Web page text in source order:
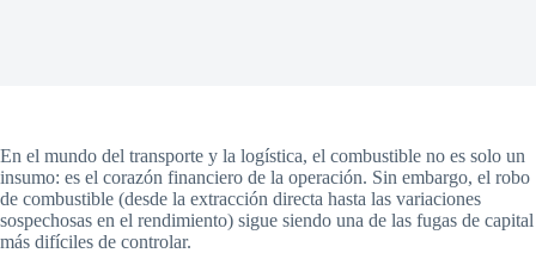
En el mundo del transporte y la logística, el combustible no es solo un
insumo: es el corazón financiero de la operación. Sin embargo, el robo
de combustible (desde la extracción directa hasta las variaciones
sospechosas en el rendimiento) sigue siendo una de las fugas de capital
más difíciles de controlar.